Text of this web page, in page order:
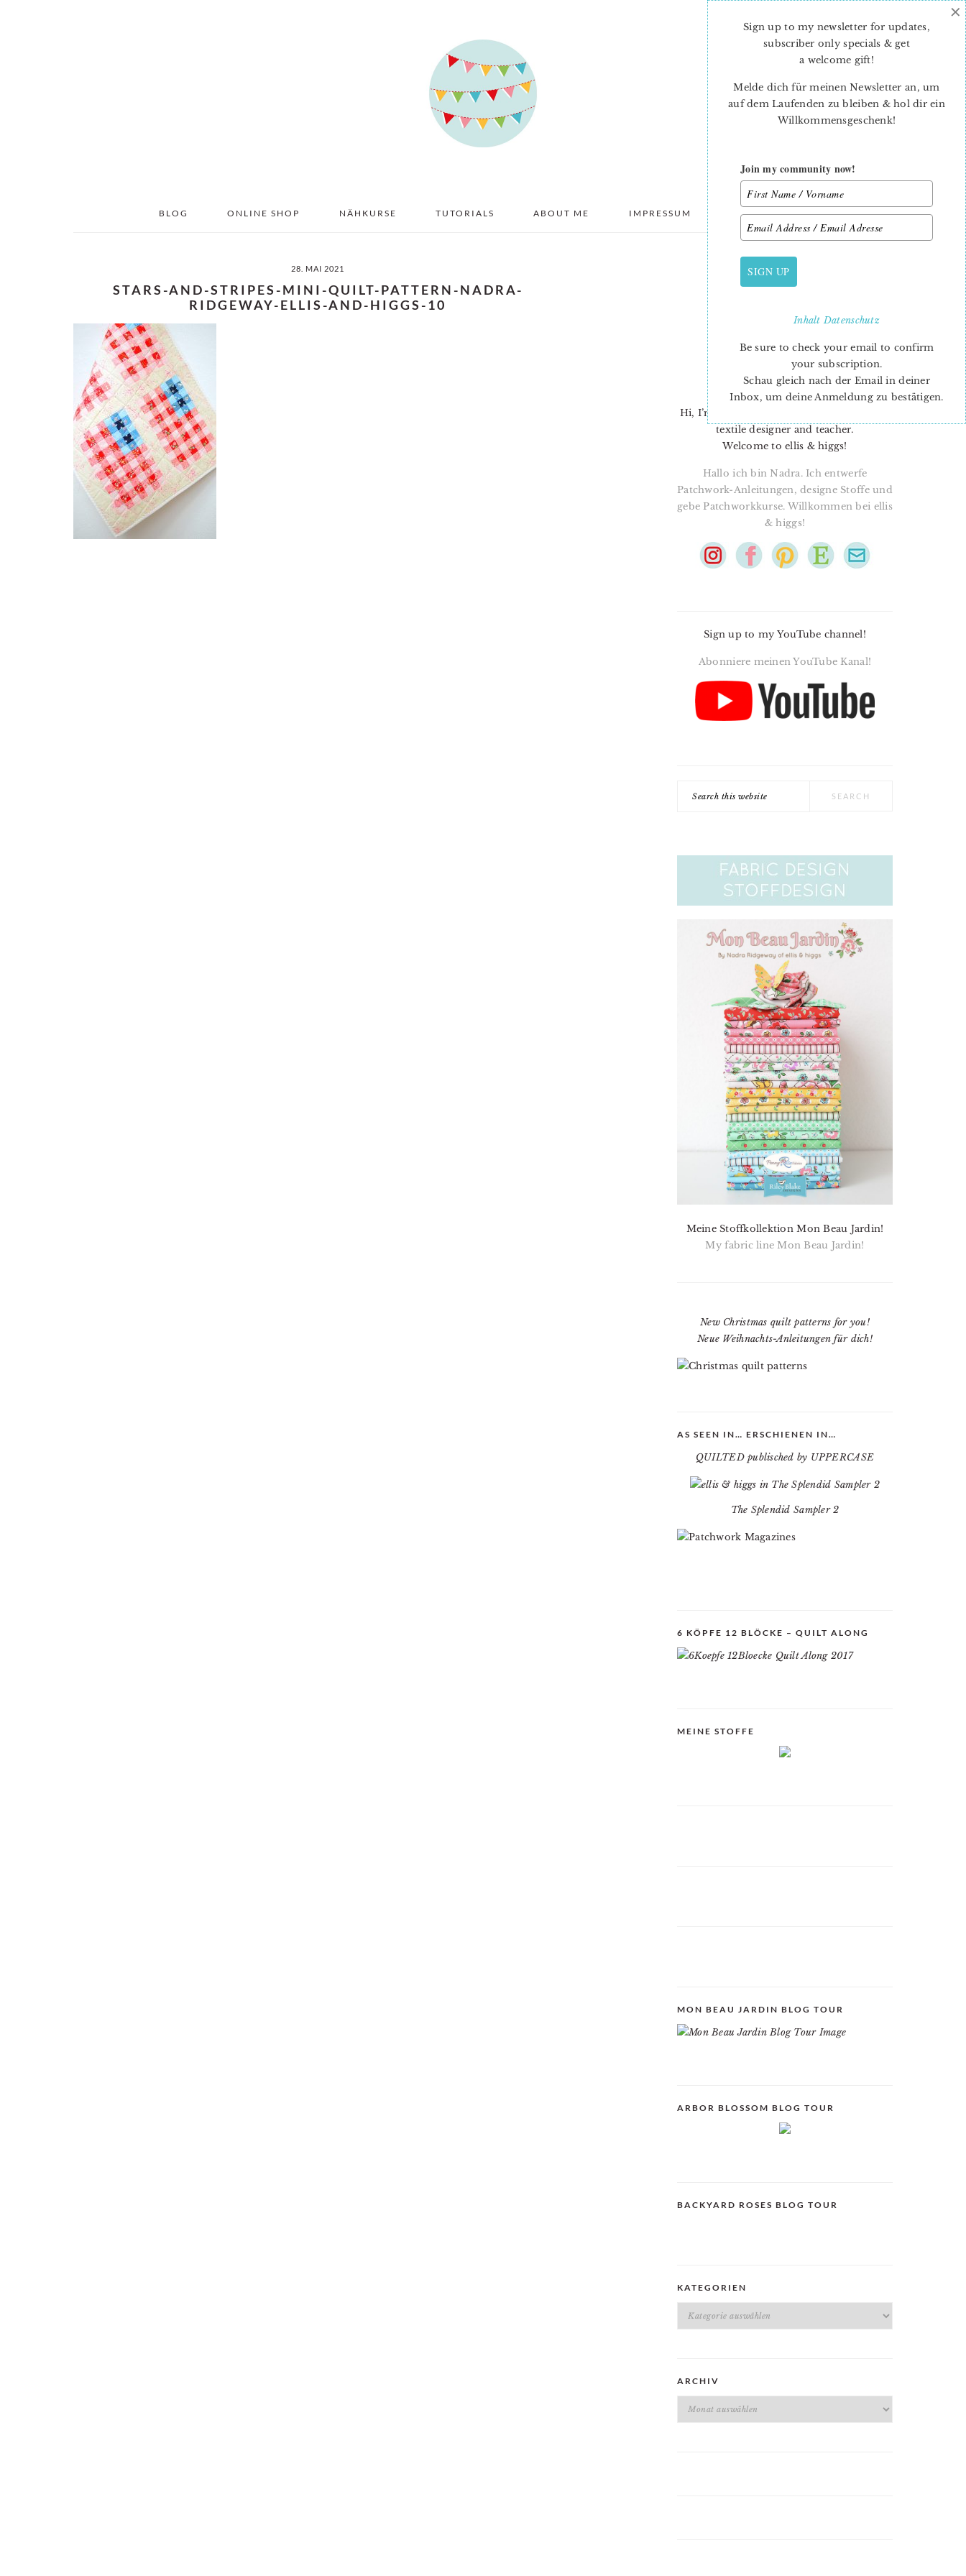
BLOG ONLINE SHOP NÄHKURSE TUTORIALS ABOUT ME IMPRESSUM DATENSCHUTZ
28. MAI 2021
STARS-AND-STRIPES-MINI-QUILT-PATTERN-NADRA-
RIDGEWAY-ELLIS-AND-HIGGS-10
PRIMARY
SIDEBAR
Hi, I’m Nadra. I’m a quilt pattern designer,
textile designer and teacher.
Welcome to ellis & higgs!
Hallo ich bin Nadra. Ich entwerfe
Patchwork-Anleitungen, designe Stoffe und
gebe Patchworkkurse. Willkommen bei ellis
& higgs!
Sign up to my YouTube channel!
Abonniere meinen YouTube Kanal!
Meine Stoffkollektion Mon Beau Jardin!
My fabric line Mon Beau Jardin!
New Christmas quilt patterns for you!
Neue Weihnachts-Anleitungen für dich!
AS SEEN IN… ERSCHIENEN IN…
QUILTED publisched by UPPERCASE
The Splendid Sampler 2
6 KÖPFE 12 BLÖCKE – QUILT ALONG
MEINE STOFFE
MON BEAU JARDIN BLOG TOUR
ARBOR BLOSSOM BLOG TOUR
BACKYARD ROSES BLOG TOUR
KATEGORIEN
Kategorien
ARCHIV
Archiv
Sign up to my newsletter for updates,
subscriber only specials & get
a welcome gift!
Melde dich für meinen Newsletter an, um
auf dem Laufenden zu bleiben & hol dir ein
Willkommensgeschenk!
Join my community now!
SIGN UP
InhaltDatenschutz
Be sure to check your email to confirm
your subscription.
Schau gleich nach der Email in deiner
Inbox, um deine Anmeldung zu bestätigen.
×